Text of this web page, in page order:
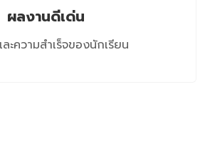
ผลงานดีเด่น
ะความสำเร็จของนักเรียน